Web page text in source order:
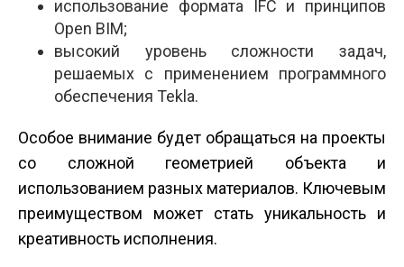
использование формата IFC и принципов
Open BIM;
высокий уровень сложности задач,
решаемых с применением программного
обеспечения Tekla.
Особое внимание будет обращаться на проекты
со сложной геометрией объекта и
использованием разных материалов. Ключевым
преимуществом может стать уникальность и
креативность исполнения.